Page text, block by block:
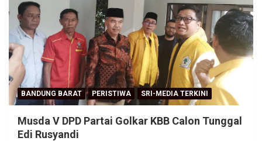
BANDUNG BARAT PERISTIWA SRI-MEDIA TERKINI
Musda V DPD Partai Golkar KBB Calon Tunggal
Edi Rusyandi